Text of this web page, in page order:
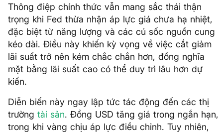
Thông điệp chính thức vẫn mang sắc thái thận
trọng khi Fed thừa nhận áp lực giá chưa hạ nhiệt,
đặc biệt từ năng lượng và các cú sốc nguồn cung
kéo dài. Điều này khiến kỳ vọng về việc cắt giảm
lãi suất trở nên kém chắc chắn hơn, đồng nghĩa
mặt bằng lãi suất cao có thể duy trì lâu hơn dự
kiến.
Diễn biến này ngay lập tức tác động đến các thị
trường tài sản. Đồng USD tăng giá trong ngắn hạn,
trong khi vàng chịu áp lực điều chỉnh. Tuy nhiên,